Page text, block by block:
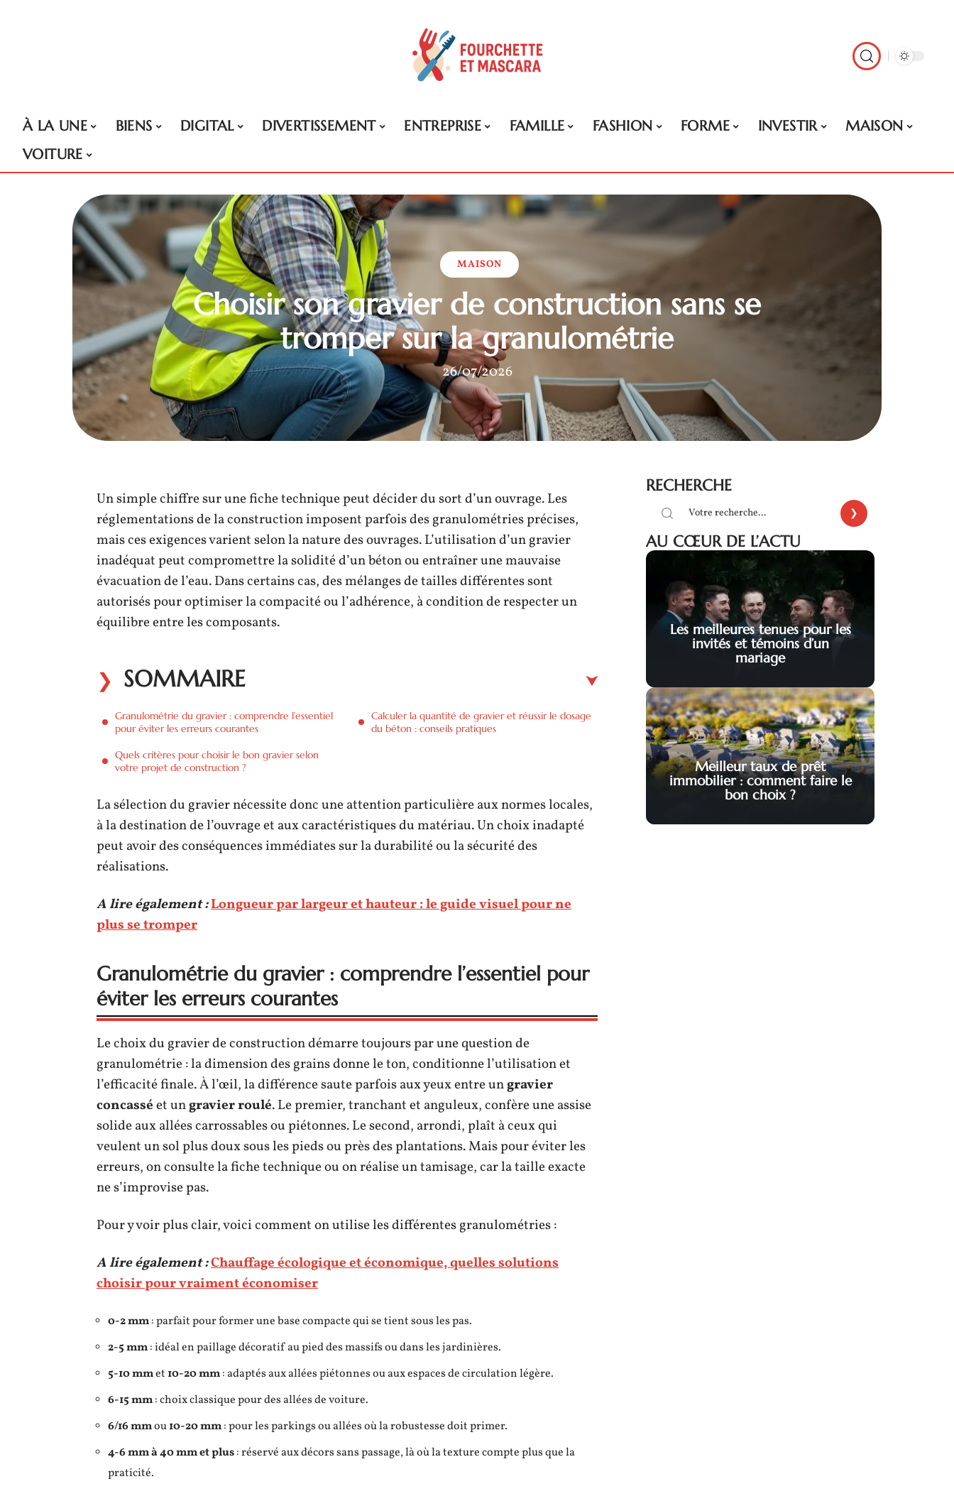
À LA UNE BIENS DIGITAL DIVERTISSEMENT ENTREPRISE FAMILLE FASHION FORME INVESTIR
MAISON
VOITURE
MAISON
Choisir son gravier de construction sans se
tromper sur la granulométrie
26/07/2026
Un simple chiffre sur une fiche technique peut décider du sort d’un ouvrage. Les
réglementations de la construction imposent parfois des granulométries précises,
mais ces exigences varient selon la nature des ouvrages. L’utilisation d’un gravier
inadéquat peut compromettre la solidité d’un béton ou entraîner une mauvaise
évacuation de l’eau. Dans certains cas, des mélanges de tailles différentes sont
autorisés pour optimiser la compacité ou l’adhérence, à condition de respecter un
équilibre entre les composants.
SOMMAIRE
Granulométrie du gravier : comprendre l’essentiel
pour éviter les erreurs courantes
Quels critères pour choisir le bon gravier selon
votre projet de construction ?
Calculer la quantité de gravier et réussir le dosage
du béton : conseils pratiques
La sélection du gravier nécessite donc une attention particulière aux normes locales,
à la destination de l’ouvrage et aux caractéristiques du matériau. Un choix inadapté
peut avoir des conséquences immédiates sur la durabilité ou la sécurité des
réalisations.
A lire également :Longueur par largeur et hauteur : le guide visuel pour ne
plus se tromper
Granulométrie du gravier : comprendre l’essentiel pour
éviter les erreurs courantes
Le choix du gravier de construction démarre toujours par une question de
granulométrie : la dimension des grains donne le ton, conditionne l’utilisation et
l’efficacité finale. À l’œil, la différence saute parfois aux yeux entre ungravier
concasséet ungravier roulé. Le premier, tranchant et anguleux, confère une assise
solide aux allées carrossables ou piétonnes. Le second, arrondi, plaît à ceux qui
veulent un sol plus doux sous les pieds ou près des plantations. Mais pour éviter les
erreurs, on consulte la fiche technique ou on réalise un tamisage, car la taille exacte
ne s’improvise pas.
Pour y voir plus clair, voici comment on utilise les différentes granulométries :
A lire également :Chauffage écologique et économique, quelles solutions
choisir pour vraiment économiser
0-2 mm: parfait pour former une base compacte qui se tient sous les pas.
2-5 mm: idéal en paillage décoratif au pied des massifs ou dans les jardinières.
5-10 mmet 10-20 mm: adaptés aux allées piétonnes ou aux espaces de circulation légère.
6-15 mm: choix classique pour des allées de voiture.
6/16 mmou10-20 mm: pour les parkings ou allées où la robustesse doit primer.
4-6 mm à 40 mm et plus: réservé aux décors sans passage, là où la texture compte plus que la
praticité.
RECHERCHE
AU CŒUR DE L’ACTU
Les meilleures tenues pour les
invités et témoins d’un
mariage
Meilleur taux de prêt
immobilier : comment faire le
bon choix ?